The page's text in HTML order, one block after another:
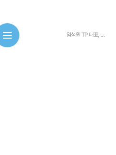
임석원 TP 대표, 한국아웃도어스포츠산업협회 제4대 회장 취...